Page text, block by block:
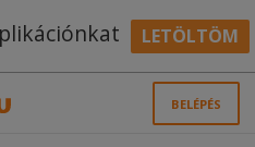
LETÖLTÖM
BELÉPÉS